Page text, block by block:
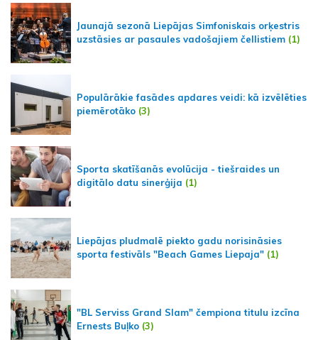
Jaunajā sezonā Liepājas Simfoniskais orķestris
uzstāsies ar pasaules vadošajiem čellistiem (1)
Populārākie fasādes apdares veidi: kā izvēlēties
piemērotāko (3)
Sporta skatīšanās evolūcija - tiešraides un
digitālo datu sinerģija (1)
Liepājas pludmalē piekto gadu norisināsies
sporta festivāls "Beach Games Liepaja" (1)
"BL Serviss Grand Slam" čempiona titulu izcīna
Ernests Buļko (3)